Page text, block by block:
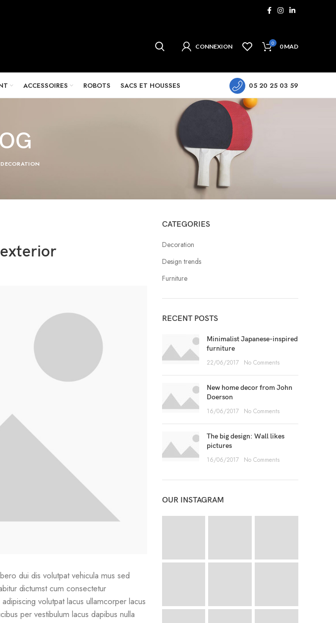
CONNEXION 0 0MAD
ACCESSOIRES ROBOTS SACS ET HOUSSES 05 20 25 03 59
DECORATION
dui dis volutpat vehicula mus sed
dictumst cum consectetur
adipiscing volutpat lacus ullamcorper lacus
per vestibulum lacus dapibus nulla
CATEGORIES
Decoration
Design trends
Furniture
RECENT POSTS
Minimalist Japanese-inspired
furniture
22/06/2017 No Comments
New home decor from John
Doerson
16/06/2017 No Comments
The big design: Wall likes
pictures
16/06/2017 No Comments
OUR INSTAGRAM